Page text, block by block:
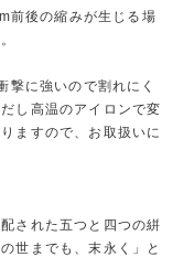
後の縮みが生じる場
に強いので割れにく
し高温のアイロンで変
ますので、お取扱いに
された五つと四つの絣
世までも、末永く」と